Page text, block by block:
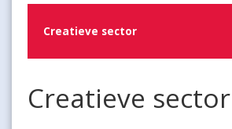
Creatieve sector
Creatieve sector